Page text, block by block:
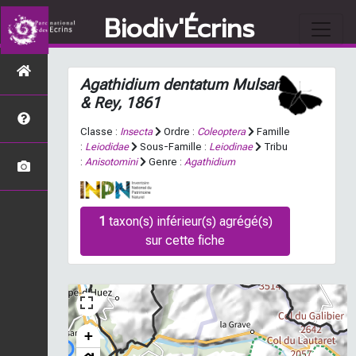
Biodiv'Écrins
Agathidium dentatumMulsant
& Rey, 1861
Classe : Insecta Ordre : Coleoptera
Famille
: Leiodidae Sous-Famille : Leiodinae
Tribu
: Anisotomini Genre : Agathidium
1 taxon(s) inférieur(s) agrégé(s)
sur cette fiche
+